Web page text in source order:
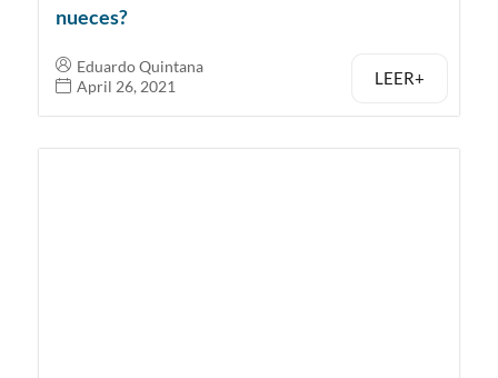
nueces?
Eduardo Quintana
April 26, 2021
LEER+